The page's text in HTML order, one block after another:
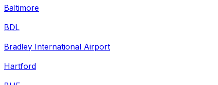
Baltimore
BDL
Bradley International Airport
Hartford